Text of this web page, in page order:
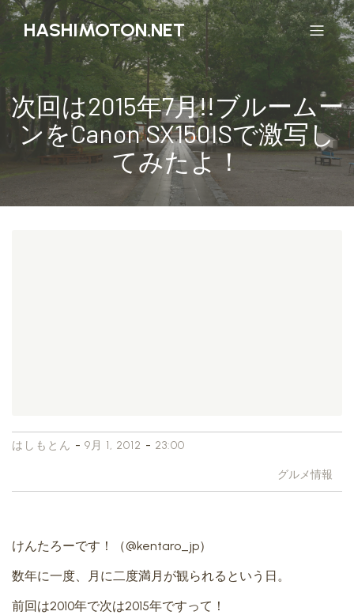
HASHIMOTON.NET
次回は2015年7月!!ブルームー
ンをCanon SX150ISで激写し
てみたよ！
はしもとん - 9月 1, 2012 - 23:00
グルメ情報
けんたろーです！（@kentaro_jp）
数年に一度、月に二度満月が観られるという日。
前回は2010年で次は2015年ですって！